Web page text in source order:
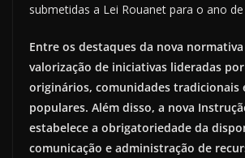
submetidas a Lei Rouanet para o ano de
Entre os destaques da nova
valorização de iniciativas lideradas
originários, comunidades tradicionais
populares. Além disso, a nova
estabelece a obrigatoriedade da
comunicação e administração de